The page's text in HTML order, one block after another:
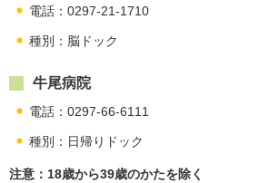
電話：0297-21-1710
種別：脳ドック
牛尾病院
電話：0297-66-6111
種別：日帰りドック
注意：18歳から39歳のかたを除く